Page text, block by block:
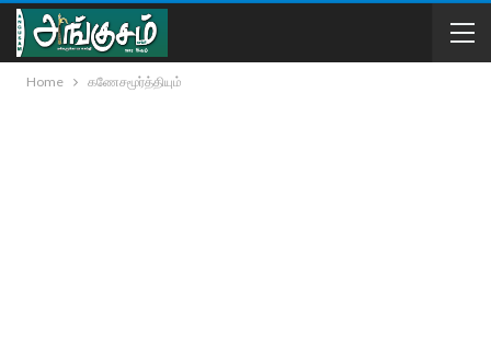
Home கணேசமூர்த்தியும்